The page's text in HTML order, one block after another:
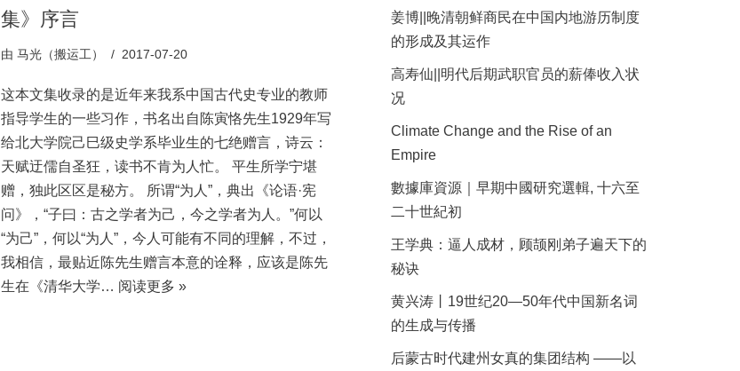
集》序言
由 马光（搬运工） 2017-07-20
这本文集收录的是近年来我系中国古代史专业的教师
指导学生的一些习作，书名出自陈寅恪先生1929年写
给北大学院己巳级史学系毕业生的七绝赠言，诗云：
天赋迂儒自圣狂，读书不肯为人忙。 平生所学宁堪
赠，独此区区是秘方。 所谓“为人”，典出《论语·宪
问》，“子曰：古之学者为己，今之学者为人。”何以
“为己”，何以“为人”，今人可能有不同的理解，不过，
我相信，最贴近陈先生赠言本意的诠释，应该是陈先
生在《清华大学… 阅读更多 »
姜博||晚清朝鲜商民在中国内地游历制度
的形成及其运作
高寿仙||明代后期武职官员的薪俸收入状
况
Climate Change and the Rise of an
Empire
數據庫資源｜早期中國研究選輯, 十六至
二十世紀初
王学典：逼人成材，顾颉刚弟子遍天下的
秘诀
黄兴涛丨19世纪20—50年代中国新名词
的生成与传播
后蒙古时代建州女真的集团结构 ——以